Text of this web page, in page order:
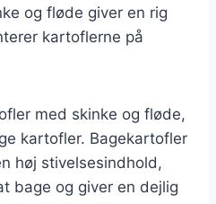
og fløde giver en rig
kartoflerne på
med skinke og fløde,
kartofler. Bagekartofler
høj stivelsesindhold,
bage og giver en dejlig